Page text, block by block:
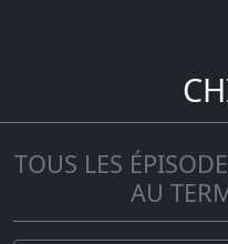
TOUS LES
AU